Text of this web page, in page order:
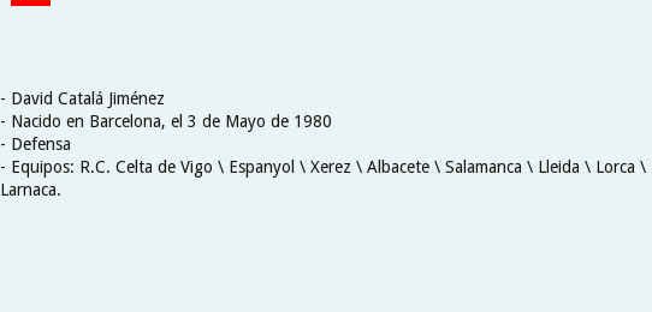
- David Catalá Jiménez
- Nacido en Barcelona, el 3 de Mayo de 1980
- Defensa
- Equipos: R.C. Celta de Vigo \ Espanyol \ Xerez \ Albacete \ Salamanca \ Lleida \ Lorca \
Larnaca.